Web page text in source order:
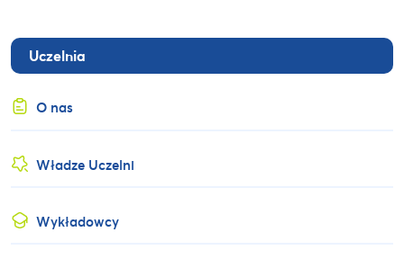
Uczelnia
O nas
Władze Uczelni
Wykładowcy